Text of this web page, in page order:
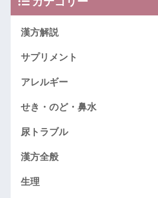
漢方解説
サプリメント
アレルギー
せき・のど・鼻水
尿トラブル
漢方全般
生理